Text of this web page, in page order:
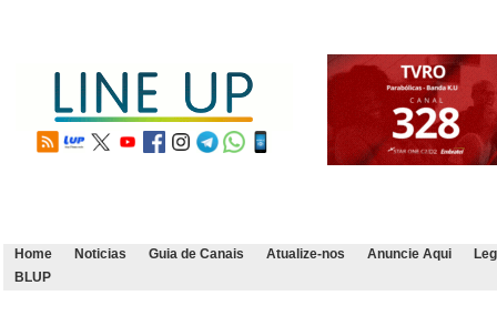
Home Noticias Guia de Canais Atualize-nos Anuncie Aqui
BLUP